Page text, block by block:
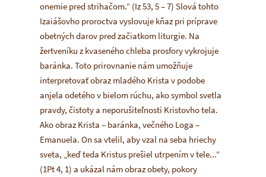
onemie pred strihačom.“ (Iz 53, 5 – 7) Slová tohto
Izaiášovho proroctva vyslovuje kňaz pri príprave
obetných darov pred začiatkom liturgie. Na
žertveníku z kvaseného chleba prosforyvykrojuje
baránka. Toto prirovnanie nám umožňuje
interpretovať obraz mladého Krista v podobe
anjela odetého v bielom rúchu, ako symbol svetla
pravdy, čistoty a neporušiteľnosti Kristovho tela.
Ako obraz Krista – baránka, večného Loga –
Emanuela. On sa vtelil, aby vzal na seba hriechy
sveta, „keď teda Kristus prešiel utrpením v tele...“
(1Pt 4, 1) a ukázal nám obraz obety, pokory